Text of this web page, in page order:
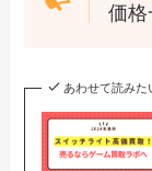
価格
あわせて読みた